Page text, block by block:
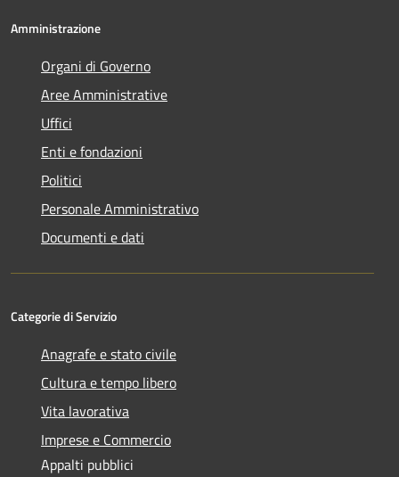
Amministrazione
Organi di Governo
Aree Amministrative
Uffici
Enti e fondazioni
Politici
Personale Amministrativo
Documenti e dati
Categorie di Servizio
Anagrafe e stato civile
Cultura e tempo libero
Vita lavorativa
Imprese e Commercio
Appalti pubblici